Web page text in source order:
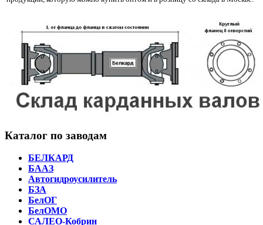
Каталог по заводам
БЕЛКАРД
БААЗ
Автогидроусилитель
БЗА
БелОГ
БелОМО
САЛЕО-Кобрин